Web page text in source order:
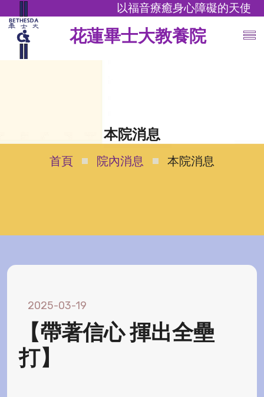
以福音療癒身心障礙的天使
花蓮畢士大教養院
本院消息
首頁 院內消息 本院消息
2025-03-19
【帶著信心 揮出全壘
打】